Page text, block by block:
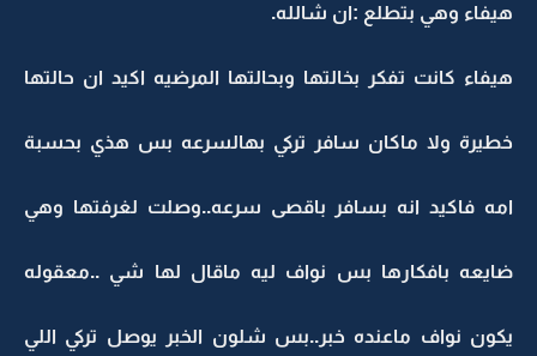
هيفاء وهي بتطلع :ان شالله.
هيفاء كانت تفكر بخالتها وبحالتها المرضيه اكيد ان حالتها
خطيرة ولا ماكان سافر تركي بهالسرعه بس هذي بحسبة
امه فاكيد انه بسافر باقصى سرعه..وصلت لغرفتها وهي
ضايعه بافكارها بس نواف ليه ماقال لها شي ..معقوله
يكون نواف ماعنده خبر..بس شلون الخبر يوصل تركي اللي